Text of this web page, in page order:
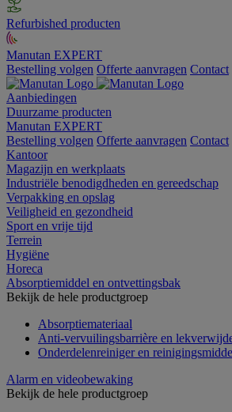
Refurbished producten
Manutan EXPERT
Bestelling volgen Offerte aanvragen Contact
Aanbiedingen
Duurzame producten
Manutan EXPERT
Bestelling volgen Offerte aanvragen Contact
Kantoor
Magazijn en werkplaats
Industriële benodigdheden en gereedschap
Verpakking en opslag
Veiligheid en gezondheid
Sport en vrije tijd
Terrein
Hygiëne
Horeca
Absorptiemiddel en ontvettingsbak
Bekijk de hele productgroep
Absorptiemateriaal
Anti-vervuilingsbarrière en
Onderdelenreiniger en
Alarm en videobewaking
Bekijk de hele productgroep